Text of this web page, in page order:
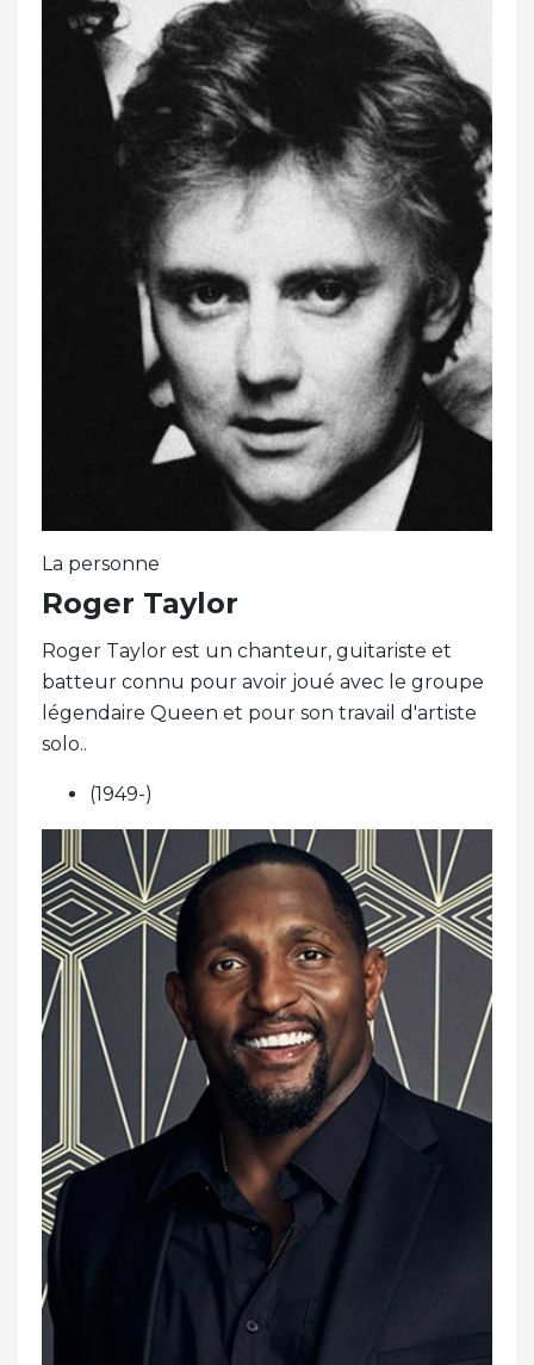
La personne
Roger Taylor
Roger Taylor est un chanteur, guitariste et
batteur connu pour avoir joué avec le groupe
légendaire Queen et pour son travail d'artiste
solo..
(1949-)